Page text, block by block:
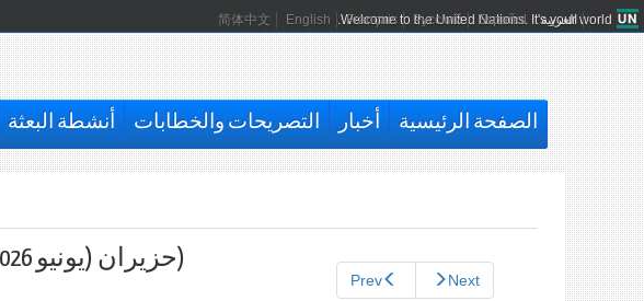
Welcome to the United Nations. It's your world.
العربية 简体中文 English Français Русский Español
الصفحة الرئيسية أخبار التصريحات والخطابات أنشطة البعثة
الأساسية
Prev Next
(حزيران (يونيو 2026